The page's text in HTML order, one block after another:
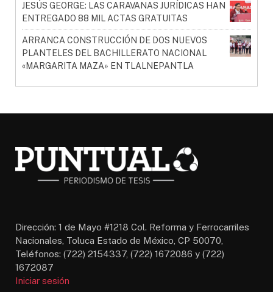
JESÚS GEORGE: LAS CARAVANAS JURÍDICAS HAN
ENTREGADO 88 MIL ACTAS GRATUITAS
ARRANCA CONSTRUCCIÓN DE DOS NUEVOS
PLANTELES DEL BACHILLERATO NACIONAL
«MARGARITA MAZA» EN TLALNEPANTLA
Dirección: 1 de Mayo #1218 Col. Reforma y Ferrocarriles
Nacionales, Toluca Estado de México, CP 50070,
Teléfonos: (722) 2154337, (722) 1672086 y (722)
1672087
Iniciar sesión